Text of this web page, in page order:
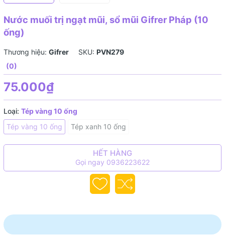
Nước muối trị ngạt mũi, sổ mũi Gifrer Pháp (10
ống)
Thương hiệu: Gifrer SKU: PVN279
(0)
75.000₫
Loại: Tép vàng 10 ống
Tép vàng 10 ống
Tép xanh 10 ống
HẾT HÀNG
Gọi ngay 0936223622